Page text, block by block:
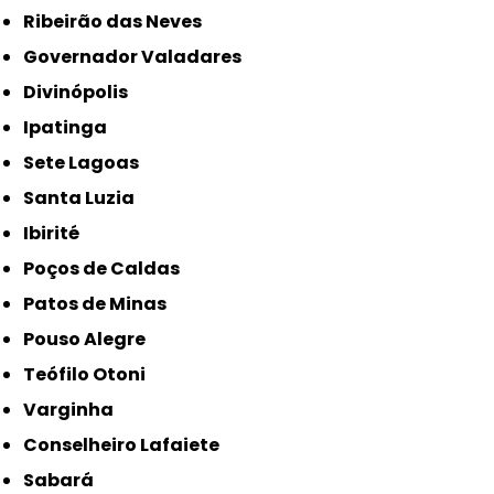
Ribeirão das Neves
Governador Valadares
Divinópolis
Ipatinga
Sete Lagoas
Santa Luzia
Ibirité
Poços de Caldas
Patos de Minas
Pouso Alegre
Teófilo Otoni
Varginha
Conselheiro Lafaiete
Sabará